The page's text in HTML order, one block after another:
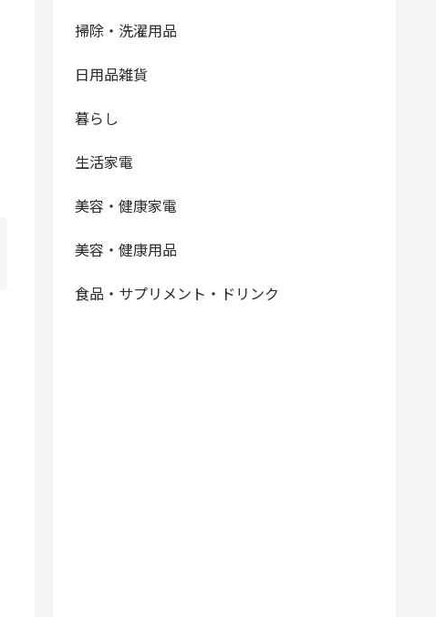
掃除・洗濯用品
日用品雑貨
暮らし
生活家電
美容・健康家電
美容・健康用品
食品・サプリメント・ドリンク